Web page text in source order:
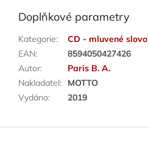
Doplňkové parametry
Kategorie:
CD - mluvené slovo
EAN:
8594050427426
Autor:
Paris B. A.
Nakladatel:
MOTTO
Vydáno: 2019
Z